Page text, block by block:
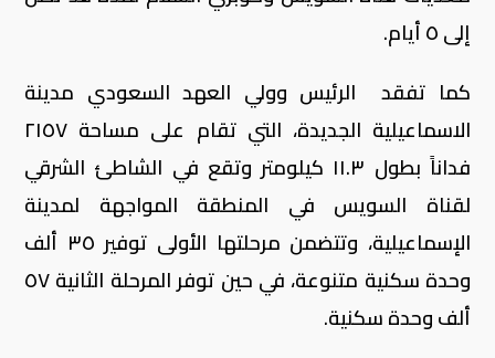
إلى ٥ أيام.​
كما تفقد الرئيس وولي العهد السعودي مدينة
الاسماعيلية الجديدة، التي تقام على مساحة ٢١٥٧
فداناً بطول ١١.٣ كيلومتر وتقع في الشاطئ الشرقي
لقناة السويس في المنطقة المواجهة لمدينة
الإسماعيلية، وتتضمن مرحلتها الأولى توفير ٣٥ ألف
وحدة سكنية متنوعة، في حين توفر المرحلة الثانية ٥٧
ألف وحدة سكنية.